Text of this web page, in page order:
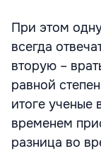
При этом
всегда
вторую –
равной
итоге ученые
временем
разница во